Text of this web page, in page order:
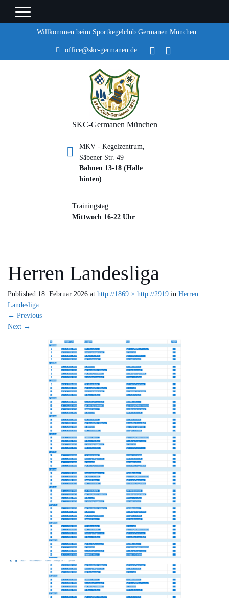
Willkommen beim Sportkegelclub Germanen München
office@skc-germanen.de
SKC-Germanen München
MKV - Kegelzentrum,
Säbener Str. 49
Bahnen 13-18 (Halle
hinten)
Trainingstag
Mittwoch 16-22 Uhr
Herren Landesliga
Published 18. Februar 2026 at http://1869 × http://2919 in Herren
Landesliga
← Previous
Next →